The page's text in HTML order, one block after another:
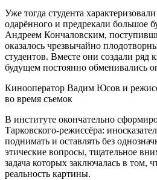
Уже тогда студента
одарённого и предрекали большое
Андреем Кончаловским,
оказалось чрезвычайно
студентов. Вместе они создали ряд
будущем постоянно обменивались
Кинооператор Вадим Юсов и
во время съемок
В институте окончательно
Тарковского-режиссёра:
поднимать и оставлять без
этические вопросы, тщательное
задача которых заключалась в том,
реальность картины.